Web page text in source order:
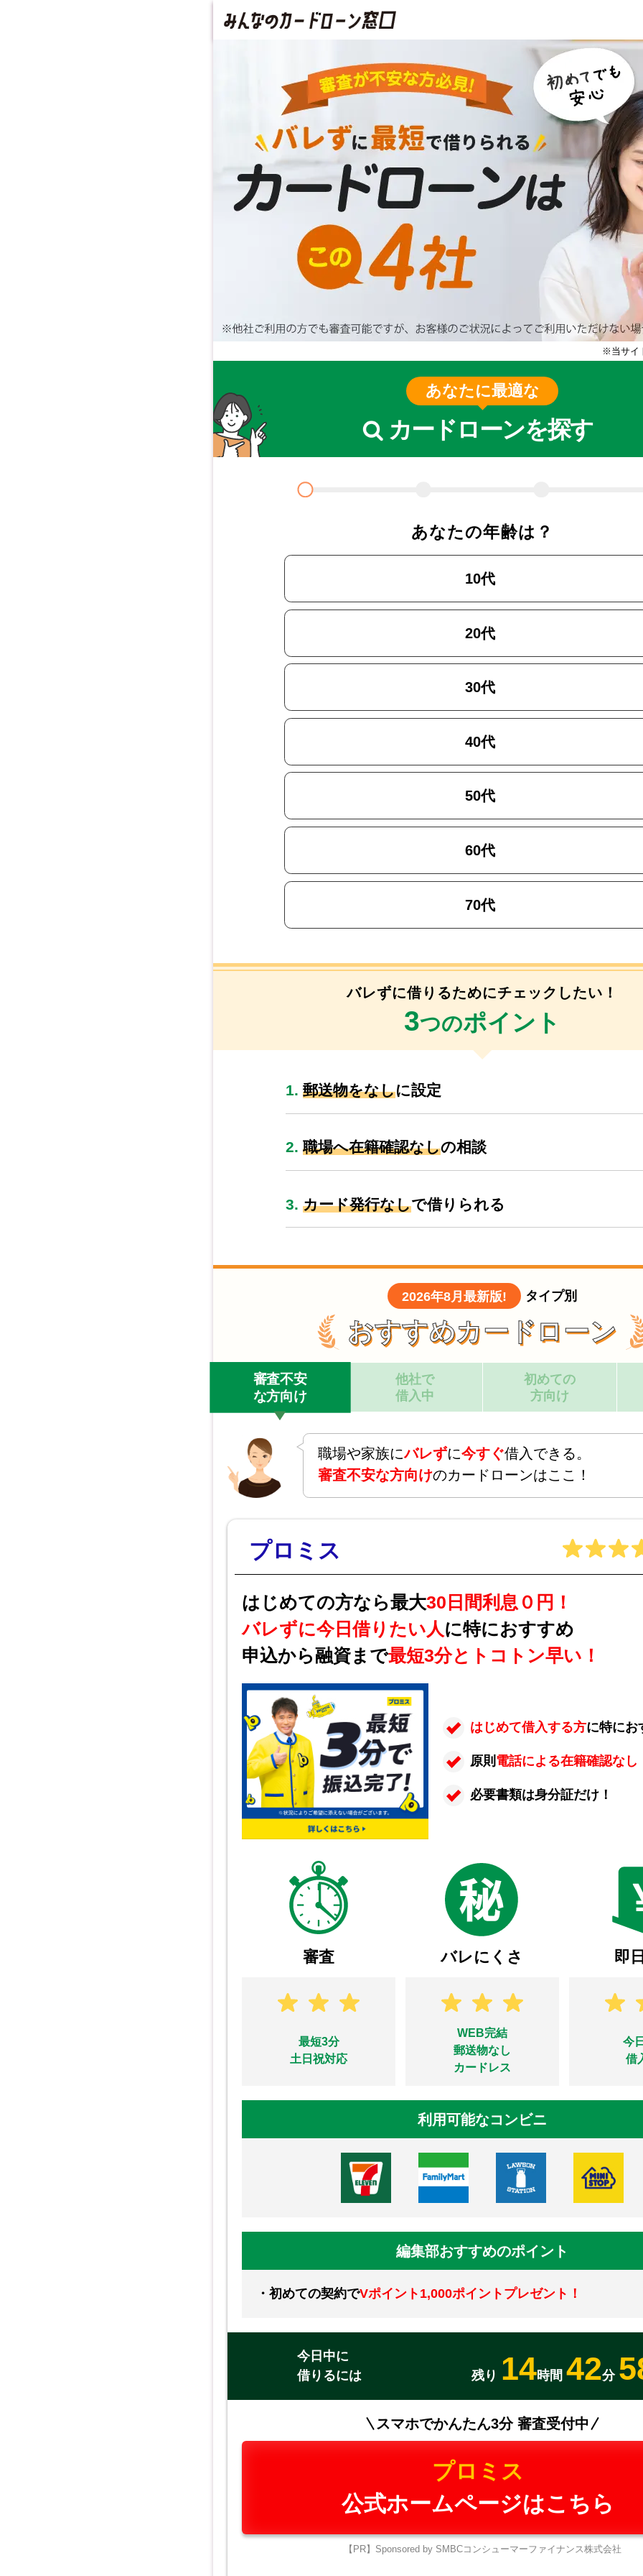
※当サイ
あなたに最適な
カードローンを探す
あなたの年齢は？
10代
20代
30代
40代
50代
60代
70代
バレずに借りるためにチェックしたい！
3つのポイント
1. 郵送物をなしに設定
2. 職場へ在籍確認なしの相談
3. カード発行なしで借りられる
2026年8月最新版! タイプ別
おすすめカードローン
審査不安
な方向け
他社で
借入中
初めての
方向け
職場や家族にバレずに今すぐ借入できる。
審査不安な方向けのカードローンはここ！
プロミス
はじめての方なら最大30日間利息０円！
バレずに今日借りたい人に特におすすめ
申込から融資まで最短3分とトコトン早い！
はじめて借入する方に特にお
原則 電話による在籍確認なし
必要書類は身分証だけ！
審査
最短3分
土日祝対応
バレにくさ
WEB完結
郵送物なし
カードレス
即
今
借
利用可能なコンビニ
編集部おすすめのポイント
・初めての契約でVポイント1,000ポイントプレゼント！
今日中に
借りるには
残り 14時間42分
スマホでかんたん3分 審査受付中
プロミス
公式ホームページはこちら
【PR】Sponsored by SMBCコンシューマーファイナンス株式会社